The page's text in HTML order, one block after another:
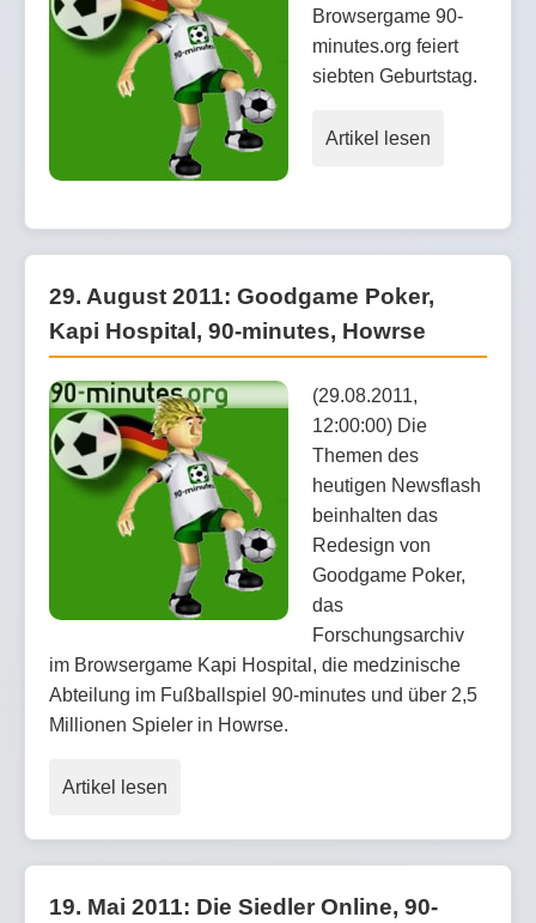
Browsergame 90-
minutes.org feiert
siebten Geburtstag.
Artikel lesen
29. August 2011: Goodgame Poker,
Kapi Hospital, 90-minutes, Howrse
(29.08.2011,
12:00:00) Die
Themen des
heutigen Newsflash
beinhalten das
Redesign von
Goodgame Poker,
das
Forschungsarchiv
im Browsergame Kapi Hospital, die medzinische
Abteilung im Fußballspiel 90-minutes und über 2,5
Millionen Spieler in Howrse.
Artikel lesen
19. Mai 2011: Die Siedler Online, 90-